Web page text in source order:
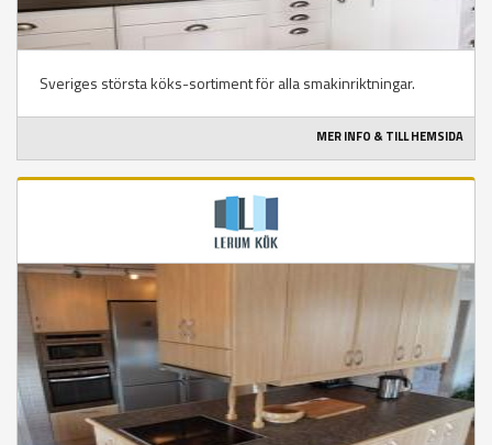
Sveriges största köks-sortiment för alla smakinriktningar.
MER INFO & TILL HEMSIDA